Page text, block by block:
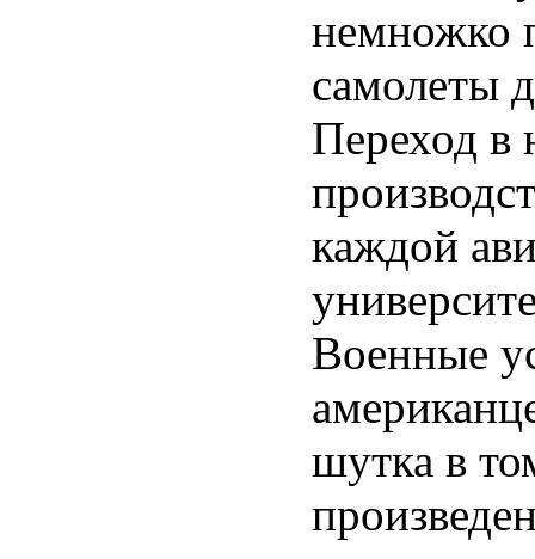
немножко
самолеты
Переход в
каждой
Военные
шутка в